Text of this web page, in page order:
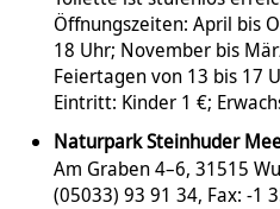
Öffnungszeiten: April bis
18 Uhr; November bis
Feiertagen von 13 bis 17
Eintritt: Kinder 1 €;
Naturpark Steinhuder
Am Graben 4–6, 31515
(05033) 93 91 34, Fax: -1